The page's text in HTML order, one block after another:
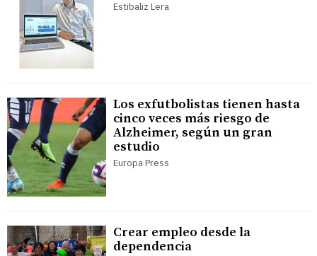
Estibaliz Lera
Los exfutbolistas tienen hasta
cinco veces más riesgo de
Alzheimer, según un gran
estudio
Europa Press
Crear empleo desde la
dependencia